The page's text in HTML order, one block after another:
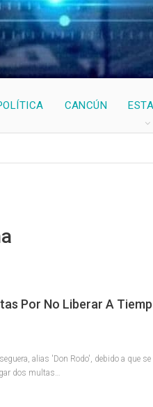
CANCÚN
Por No Liberar A
alias 'Don Rodo', debido a que
dos multas…